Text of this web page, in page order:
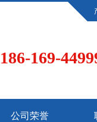
186-169-
公司荣誉